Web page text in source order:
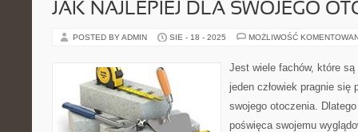
JAK NAJLEPIEJ DLA SWOJEGO
POSTED BY ADMIN SIE - 18 - 2025 MOŻLIWOŚĆ
Jest wiele fachów, które
jeden człowiek pragnie się
swojego otoczenia.
poświęca swojemu